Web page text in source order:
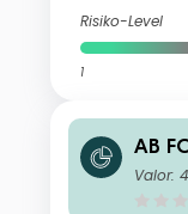
Risiko-Level
1
AB
o W2
Valor: